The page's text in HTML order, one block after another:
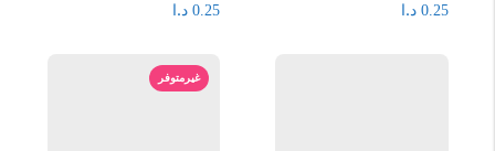
0.25 د.ا
0.25 د.ا
غيرمتوفر